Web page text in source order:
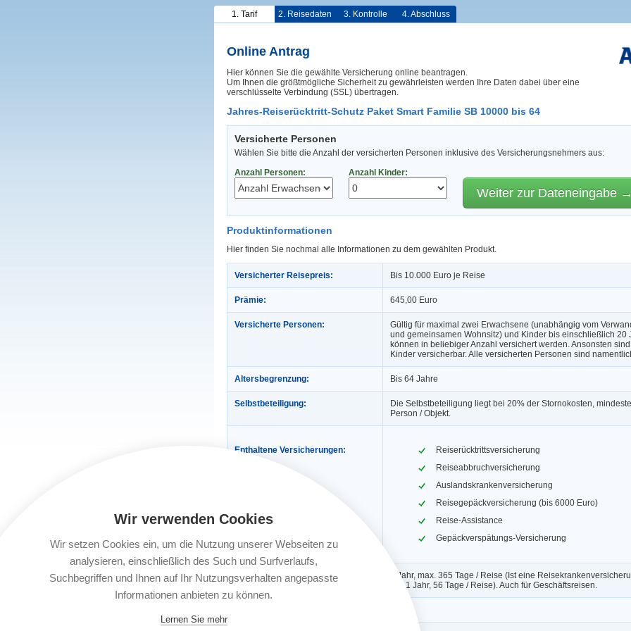
1. Tarif 2. Reisedaten 3. Kontrolle 4. Abschluss
Online Antrag
Hier können Sie die gewählte Versicherung online beantragen.
Um Ihnen die größtmögliche Sicherheit zu gewährleisten werden Ihre Daten dabei über eine
verschlüsselte Verbindung (SSL) übertragen.
Jahres-Reiserücktritt-Schutz Paket Smart Familie SB 10000 bis 64
Versicherte Personen
Wählen Sie bitte die Anzahl der versicherten Personen inklusive des Versicherungsnehmers aus:
Anzahl Personen:
Anzahl Kinder:
Weiter zur Dateneingabe
Produktinformationen
Hier finden Sie nochmal alle Informationen zu dem gewählten Produkt.
Versicherter Reisepreis: Bis 10.000 Euro je Reise
Prämie: 645,00 Euro
Versicherte Personen:
Gültig für maximal zwei Erwachsene (unabhängig vom
und gemeinsamen Wohnsitz) und Kinder bis einschließlich 20
können in beliebiger Anzahl versichert werden. Ansonsten
Kinder versicherbar. Alle versicherten Personen sind
Altersbegrenzung: Bis 64 Jahre
Selbstbeteiligung:
Die Selbstbeteiligung liegt bei 20% der Stornokosten,
Person / Objekt.
Enthaltene Versicherungen:
Reiserücktrittsversicherung
Reiseabbruchversicherung
Auslandskrankenversicherung
Reisegepäckversicherung (bis 6000 Euro)
Reise-Assistance
Gepäckverspätungs-Versicherung
Gültigkeit:
1 Jahr, max. 365 Tage / Reise (Ist eine
gilt: 1 Jahr, 56 Tage / Reise). Auch für Geschäftsreisen.
Wir verwenden Cookies
Wir setzen Cookies ein, um die Nutzung unserer Webseiten zu
analysieren, einschließlich des Such und Surfverlaufs,
Suchbegriffen und Ihnen auf Ihr Nutzungsverhalten angepasste
Informationen anbieten zu können.
Lernen Sie mehr